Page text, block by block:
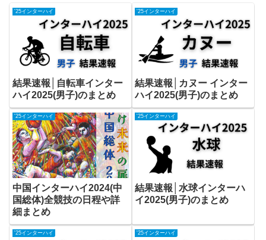
'25インターハイ
結果速報│自転車インター
ハイ2025(男子)のまとめ
'25インターハイ
結果速報│カヌー インター
ハイ2025(男子)のまとめ
'25インターハイ
中国インターハイ2024(中
国総体)全競技の日程や詳
細まとめ
'25インターハイ
結果速報│水球インターハ
イ2025(男子)のまとめ
'25インターハイ '25インターハイ